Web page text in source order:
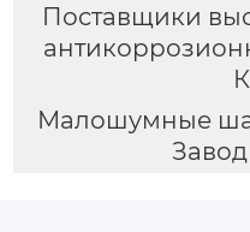
Поставщики
Малошумные